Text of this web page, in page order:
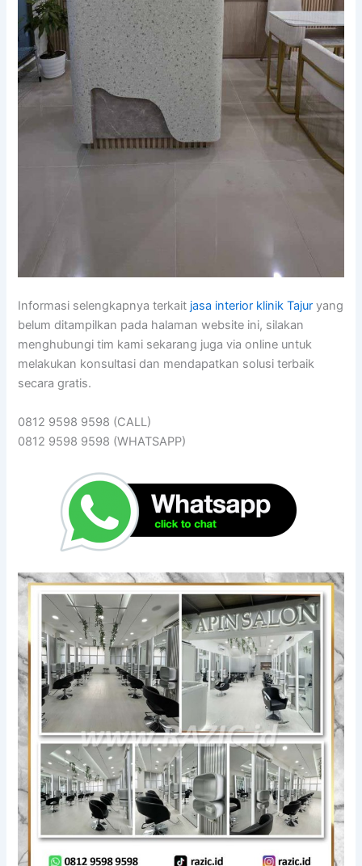
Informasi selengkapnya terkait jasa interior klinik Tajur yang
belum ditampilkan pada halaman website ini, silakan
menghubungi tim kami sekarang juga via online untuk
melakukan konsultasi dan mendapatkan solusi terbaik
secara gratis.
0812 9598 9598 (CALL)
0812 9598 9598 (WHATSAPP)